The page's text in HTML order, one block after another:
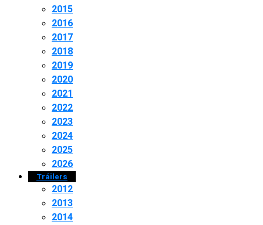
2015
2016
2017
2018
2019
2020
2021
2022
2023
2024
2025
2026
Tráilers
2012
2013
2014